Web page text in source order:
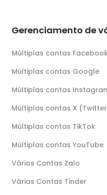
Gerenciamento de
Múltiplas contas
Múltiplas contas Google
Múltiplas contas
Múltiplas contas X
Múltiplas contas TikTok
Múltiplas contas YouTube
Vários Contas Zalo
Várias Contas Tinder